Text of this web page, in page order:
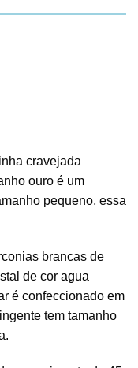
cravejada
ouro é um
pequeno, essa
brancas de
de cor agua
é confeccionado em
tem tamanho